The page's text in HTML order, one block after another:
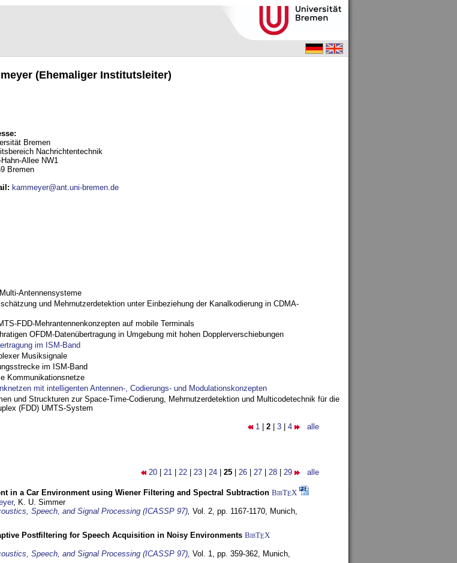
(Ehemaliger Institutsleiter)
Bremen
Nachrichtentechnik
Allee NW1
Bremen
: kammeyer@ant.uni-bremen.de
Antennensysteme
und Mehrnutzerdetektion unter Einbeziehung der Kanalkodierung in CDMA-
FDD-Mehrantennenkonzepten auf mobile Terminals
OFDM-Datenübertragung in Umgebung mit hohen Dopplerverschiebungen
im ISM-Band
Musiksignale
im ISM-Band
Kommunikationsnetze
mit intelligenten Antennen-, Codierungs- und Modulationskonzepten
und Struckturen zur Space-Time-Codierung, Mehrnutzerdetektion und Multicodetechnik für die
(FDD) UMTS-System
1 2 3 4 alle
20 21 22 23 24 25 26 27 28 29 alle
in a Car Environment using Wiener Filtering and Spectral Subtraction BibTEX
, K. U. Simmer
Speech, and Signal Processing (ICASSP 97), Vol. 2, pp. 1167-1170, Munich,
Postfiltering for Speech Acquisition in Noisy Environments BibTEX
Speech, and Signal Processing (ICASSP 97), Vol. 1, pp. 359-362, Munich,